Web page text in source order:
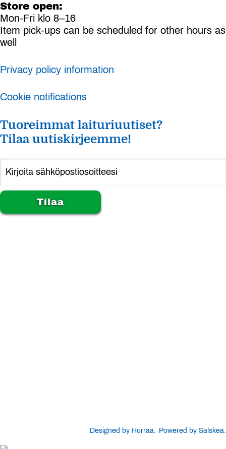
Store open:
Mon-Fri klo 8–16
Item pick-ups can be scheduled for other hours as
well
Privacy policy information
Cookie notifications
Tuoreimmat laituriuutiset?
Tilaa uutiskirjeemme!
Designed by Hurraa. Powered by Salskea.